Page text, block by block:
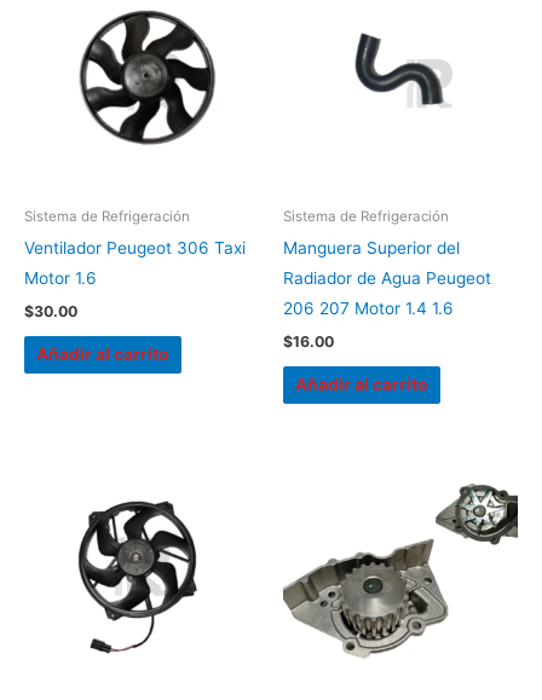
Sistema de Refrigeración
Ventilador Peugeot 306 Taxi
Motor 1.6
$30.00
Añadir al carrito
Sistema de Refrigeración
Manguera Superior del
Radiador de Agua Peugeot
206 207 Motor 1.4 1.6
$16.00
Añadir al carrito